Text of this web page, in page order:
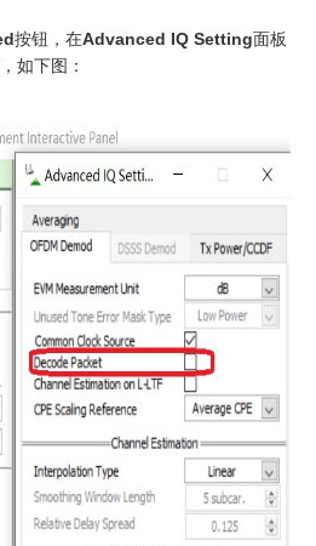
按钮，在Advanced IQ Setting面板
如下图：